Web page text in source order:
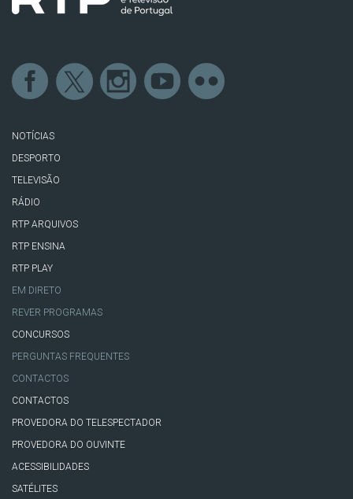
NOTÍCIAS
DESPORTO
TELEVISÃO
RÁDIO
RTP ARQUIVOS
RTP ENSINA
RTP PLAY
EM DIRETO
REVER PROGRAMAS
CONCURSOS
PERGUNTAS FREQUENTES
CONTACTOS
CONTACTOS
PROVEDORA DO TELESPECTADOR
PROVEDORA DO OUVINTE
ACESSIBILIDADES
SATÉLITES